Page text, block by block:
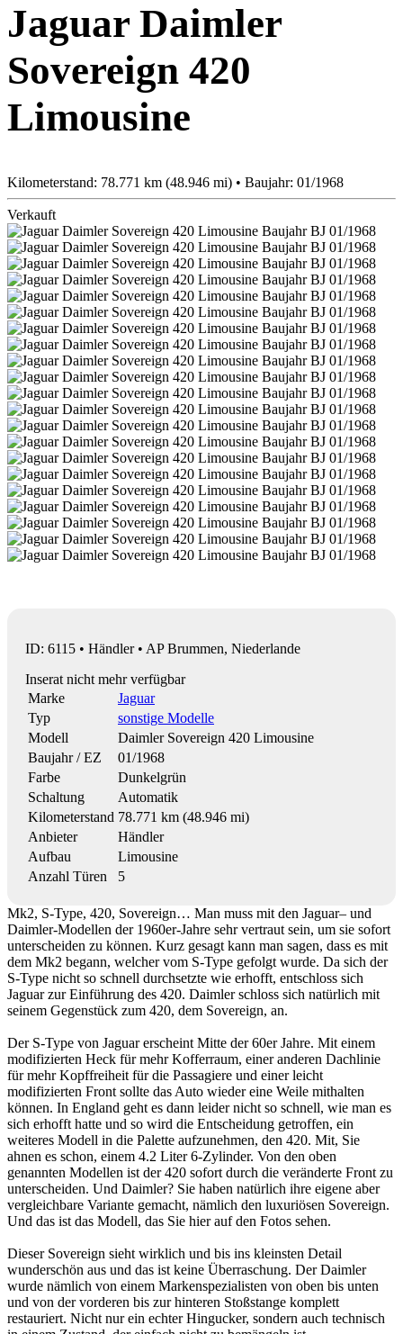
Jaguar Daimler
Sovereign 420
Limousine
Kilometerstand: 78.771 km (48.946 mi) • Baujahr: 01/1968
Verkauft
ID: 6115 • Händler • AP Brummen, Niederlande
Inserat nicht mehr verfügbar
Marke
Jaguar
Typ
sonstige Modelle
Modell
Daimler Sovereign 420 Limousine
Baujahr / EZ
01/1968
Farbe
Dunkelgrün
Schaltung
Automatik
Kilometerstand 78.771 km (48.946 mi)
Anbieter
Händler
Aufbau
Limousine
Anzahl Türen
5
Mk2, S-Type, 420, Sovereign… Man muss mit den Jaguar– und
Daimler-Modellen der 1960er-Jahre sehr vertraut sein, um sie sofort
unterscheiden zu können. Kurz gesagt kann man sagen, dass es mit
dem Mk2 begann, welcher vom S-Type gefolgt wurde. Da sich der
S-Type nicht so schnell durchsetzte wie erhofft, entschloss sich
Jaguar zur Einführung des 420. Daimler schloss sich natürlich mit
seinem Gegenstück zum 420, dem Sovereign, an.
Der S-Type von Jaguar erscheint Mitte der 60er Jahre. Mit einem
modifizierten Heck für mehr Kofferraum, einer anderen Dachlinie
für mehr Kopffreiheit für die Passagiere und einer leicht
modifizierten Front sollte das Auto wieder eine Weile mithalten
können. In England geht es dann leider nicht so schnell, wie man es
sich erhofft hatte und so wird die Entscheidung getroffen, ein
weiteres Modell in die Palette aufzunehmen, den 420. Mit, Sie
ahnen es schon, einem 4.2 Liter 6-Zylinder. Von den oben
genannten Modellen ist der 420 sofort durch die veränderte Front zu
unterscheiden. Und Daimler? Sie haben natürlich ihre eigene aber
vergleichbare Variante gemacht, nämlich den luxuriösen Sovereign.
Und das ist das Modell, das Sie hier auf den Fotos sehen.
Dieser Sovereign sieht wirklich und bis ins kleinsten Detail
wunderschön aus und das ist keine Überraschung. Der Daimler
wurde nämlich von einem Markenspezialisten von oben bis unten
und von der vorderen bis zur hinteren Stoßstange komplett
restauriert. Nicht nur ein echter Hingucker, sondern auch technisch